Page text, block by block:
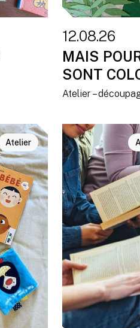
12.08.26
MAIS
SONT
Atelier –
Atelier